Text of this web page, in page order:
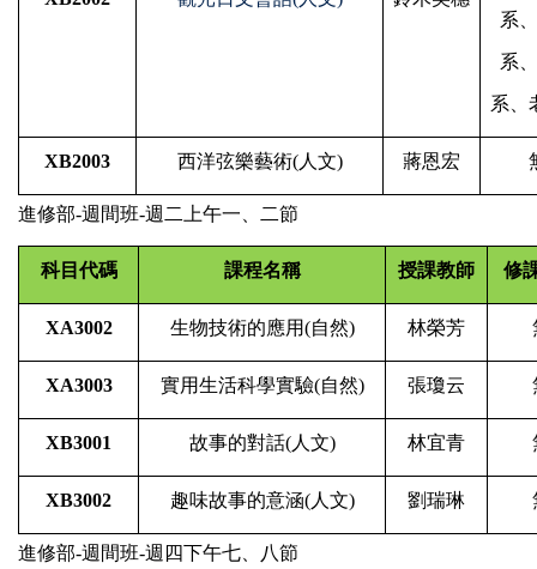
系
系
系、
XB2003 西洋弦樂藝術(人文) 蔣恩宏
進修部-週間班-週二上午一、二節
科目代碼 課程名稱 授課教師 修
XA3002 生物技術的應用(自然) 林榮芳
XA3003 實用生活科學實驗(自然) 張瓊云
XB3001 故事的對話(人文) 林宜青
XB3002 趣味故事的意涵(人文) 劉瑞琳
進修部-週間班-週四下午七、八節